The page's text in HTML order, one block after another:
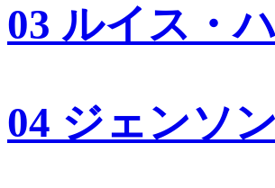
03 ルイス・
04 ジェンソ